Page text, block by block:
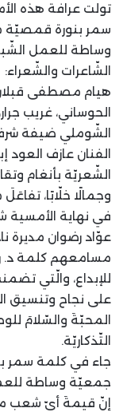
تولت عرافة هذه
سمر بنورة قمصيّة
وساطة للعمل
الشّاعرات والشّعراء:
هيام مصطفى قبلان،
الحوساني، غريب
الشّوملي ضيفة
الفنان عازف العود
الشّعريّة بأنغام
وجمالًا خلّابًا،
في نهاية الأمسية
عوّاد رضوان مديرة
مسامعهم كلمة د.
للإبداع، والّتي
على نجاح وتنسيق
المحبّةَ والسّلامَ
التّذكاريّة.
جاء في كلمة سمر
جمعيّة وساطة
إنّ قيمةَ أيّ شعبٍ